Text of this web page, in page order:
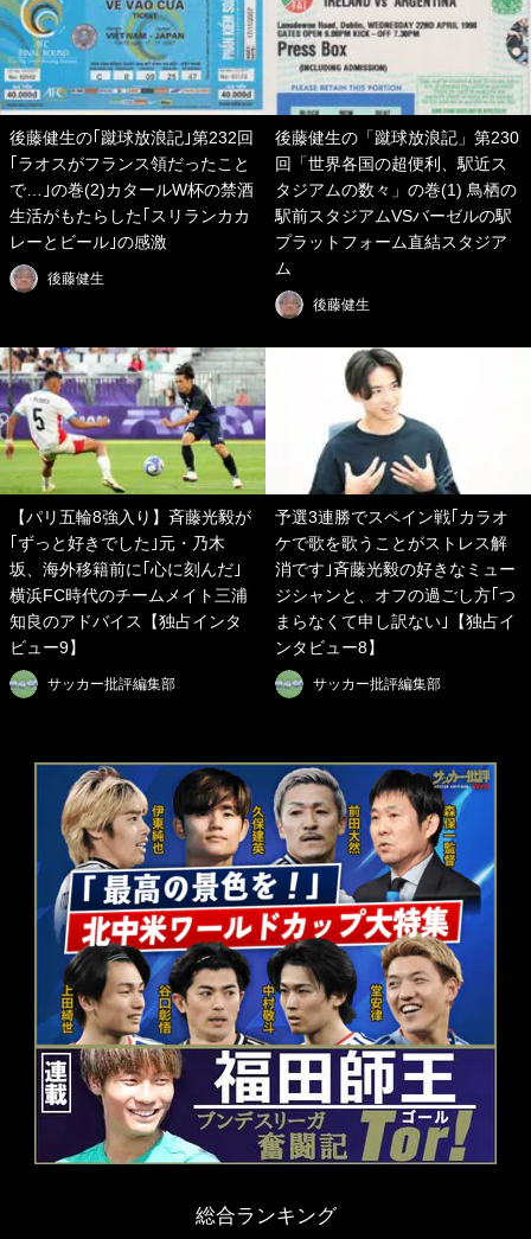
後藤健生の｢蹴球放浪記｣第232回
｢ラオスがフランス領だったこと
で…｣の巻(2)カタールW杯の禁酒
生活がもたらした｢スリランカカ
レーとビール｣の感激
後藤健生
後藤健生の「蹴球放浪記」第230
回「世界各国の超便利、駅近ス
タジアムの数々」の巻(1) 鳥栖の
駅前スタジアムVSバーゼルの駅
プラットフォーム直結スタジア
ム
後藤健生
【パリ五輪8強入り】斉藤光毅が
｢ずっと好きでした｣元・乃木
坂、海外移籍前に｢心に刻んだ｣
横浜FC時代のチームメイト三浦
知良のアドバイス【独占インタ
ビュー9】
サッカー批評編集部
予選3連勝でスペイン戦｢カラオ
ケで歌を歌うことがストレス解
消です｣斉藤光毅の好きなミュー
ジシャンと、オフの過ごし方｢つ
まらなくて申し訳ない｣【独占イ
ンタビュー8】
サッカー批評編集部
総合ランキング